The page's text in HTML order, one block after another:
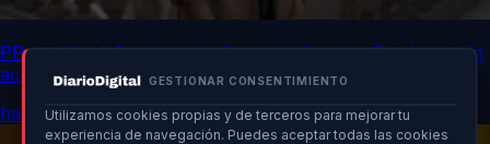
GESTIONAR CONSENTIMIENTO
Utilizamos cookies propias y de terceros para mejorar tu
experiencia de navegación. Puedes aceptar todas las cookies
PP catalán defiende mejor financiación para Catalunya sin
acuerdos bilaterales
hace 7h